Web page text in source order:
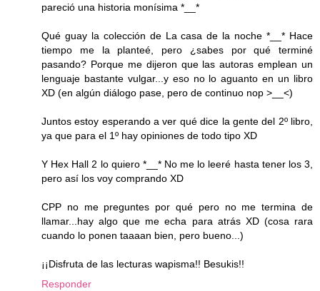
pareció una historia monísima *__*
Qué guay la colección de La casa de la noche *__* Hace
tiempo me la planteé, pero ¿sabes por qué terminé
pasando? Porque me dijeron que las autoras emplean un
lenguaje bastante vulgar...y eso no lo aguanto en un libro
XD (en algún diálogo pase, pero de continuo nop >__<)
Juntos estoy esperando a ver qué dice la gente del 2º libro,
ya que para el 1º hay opiniones de todo tipo XD
Y Hex Hall 2 lo quiero *__* No me lo leeré hasta tener los 3,
pero así los voy comprando XD
CPP no me preguntes por qué pero no me termina de
llamar...hay algo que me echa para atrás XD (cosa rara
cuando lo ponen taaaan bien, pero bueno...)
¡¡Disfruta de las lecturas wapisma!! Besukis!!
Responder